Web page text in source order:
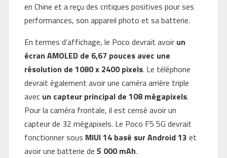
en Chine et a reçu des critiques positives pour ses
performances, son appareil photo et sa batterie.
En termes d’affichage, le Poco devrait avoir un
écran AMOLED de 6,67 pouces avec une
résolution de 1080 x 2400 pixels. Le téléphone
devrait également avoir une caméra arrière triple
avec un capteur principal de 108 mégapixels.
Pour la caméra frontale, il est censé avoir un
capteur de 32 mégapixels. Le Poco F5 5G devrait
fonctionner sous MIUI 14 basé sur Android 13 et
avoir une batterie de 5 000 mAh.